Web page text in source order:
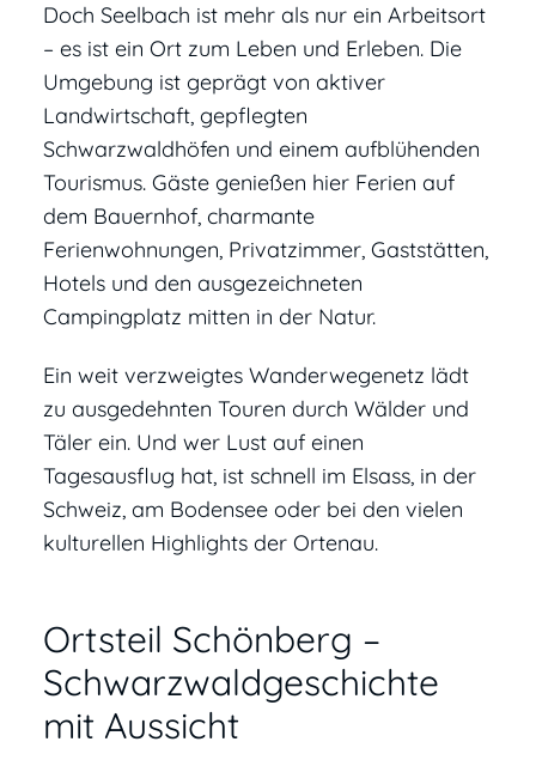
Doch Seelbach ist mehr als nur ein Arbeitsort
– es ist ein Ort zum Leben und Erleben. Die
Umgebung ist geprägt von aktiver
Landwirtschaft, gepflegten
Schwarzwaldhöfen und einem aufblühenden
Tourismus. Gäste genießen hier Ferien auf
dem Bauernhof, charmante
Ferienwohnungen, Privatzimmer, Gaststätten,
Hotels und den ausgezeichneten
Campingplatz mitten in der Natur.
Ein weit verzweigtes Wanderwegenetz lädt
zu ausgedehnten Touren durch Wälder und
Täler ein. Und wer Lust auf einen
Tagesausflug hat, ist schnell im Elsass, in der
Schweiz, am Bodensee oder bei den vielen
kulturellen Highlights der Ortenau.
Ortsteil Schönberg –
Schwarzwaldgeschichte
mit Aussicht